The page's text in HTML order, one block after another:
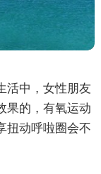
活中，女性朋友
果的，有氧运动
扭动呼啦圈会不